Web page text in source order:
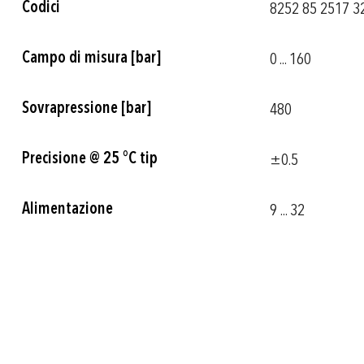
informazioni
Codici 8252 85 2517
Campo di misura [bar] 0 ... 160
Sovrapressione [bar] 480
Precisione @ 25 °C tip ±0.5
Alimentazione 9 ... 32